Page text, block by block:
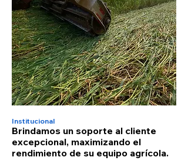
Institucional
Brindamos un soporte al cliente
excepcional, maximizando el
rendimiento de su equipo agrícola.